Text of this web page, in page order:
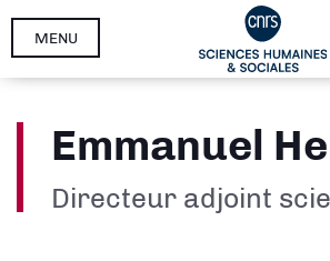
Aller
MENU
Emmanuel
Directeur adjoint